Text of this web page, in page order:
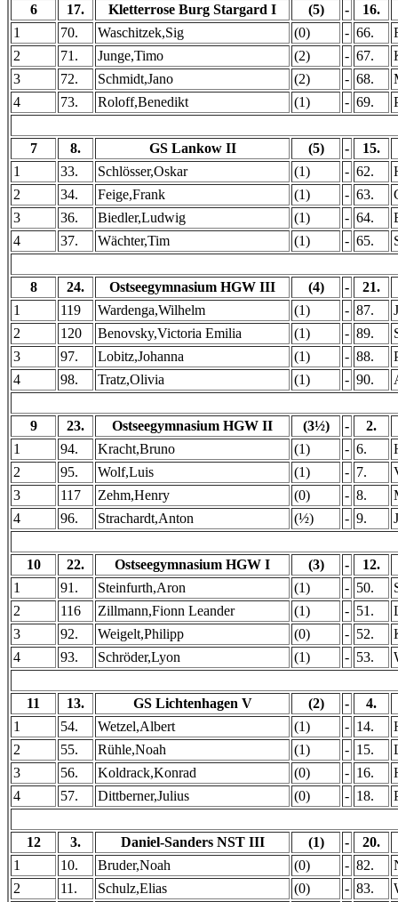
6 17. Kletterrose Burg Stargard I (5) -
16.
1
70. Waschitzek,Sig (0) - 66.
2
71. Junge,Timo (2) - 67.
3
72. Schmidt,Jano (2) - 68.
4
73. Roloff,Benedikt (1) - 69.
7 8. GS Lankow II (5) -
15.
1
33. Schlösser,Oskar (1) - 62.
2
34. Feige,Frank (1) - 63.
3
36. Biedler,Ludwig (1) - 64.
4
37. Wächter,Tim (1) - 65.
8 24. Ostseegymnasium HGW III (4) -
21.
1
119 Wardenga,Wilhelm (1) - 87.
2
120 Benovsky,Victoria Emilia (1) - 89.
3
97. Lobitz,Johanna (1) - 88.
4
98. Tratz,Olivia (1) - 90.
9 23. Ostseegymnasium HGW II (3½) -
2.
1
94. Kracht,Bruno (1) - 6.
2
95. Wolf,Luis (1) - 7.
3
117 Zehm,Henry (0) - 8.
4
96. Strachardt,Anton (½) - 9.
10 22. Ostseegymnasium HGW I (3) -
12.
1
91. Steinfurth,Aron (1) - 50.
2
116 Zillmann,Fionn Leander (1) - 51.
3
92. Weigelt,Philipp (0) - 52.
4
93. Schröder,Lyon (1) - 53.
11 13. GS Lichtenhagen V (2) -
4.
1
54. Wetzel,Albert (1) - 14.
2
55. Rühle,Noah (1) - 15.
3
56. Koldrack,Konrad (0) - 16.
4
57. Dittberner,Julius (0) - 18.
12 3. Daniel-Sanders NST III (1) -
20.
1
10. Bruder,Noah (0) - 82.
2
11. Schulz,Elias (0) - 83.